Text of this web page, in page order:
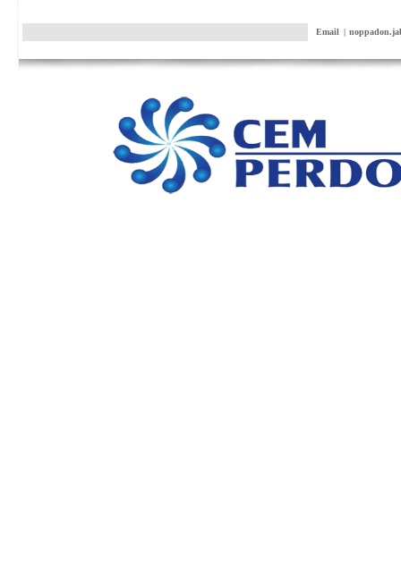
Email |